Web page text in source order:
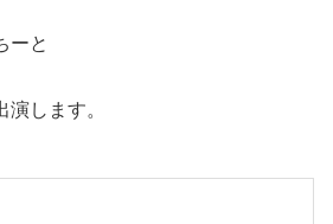
ーと
します。